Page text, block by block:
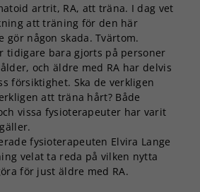
artrit, RA, att träna. I dag vet
att träning för den här
någon skada. Tvärtom.
tidigare bara gjorts på personer
och äldre med RA har delvis
försiktighet. Ska de verkligen
att träna hårt? Både
vissa fysioterapeuter har varit
fysioterapeuten Elvira Lange
velat ta reda på vilken nytta
för just äldre med RA.